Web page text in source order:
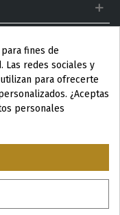
fines de
Las redes sociales y
para ofrecerte
¿Aceptas
personales